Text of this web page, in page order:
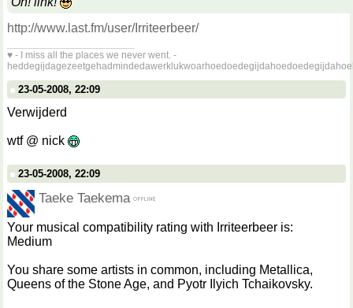
http://www.last.fm/user/Irriteerbeer/
♥ - I miss all the places we never went. -
23-05-2008, 22:09
Verwijderd
wtf @ nick
23-05-2008, 22:09
Taeke Taekema
Your musical compatibility rating with Irriteerbeer is:
Medium
You share some artists in common, including Metallica,
Queens of the Stone Age, and Pyotr Ilyich Tchaikovsky.